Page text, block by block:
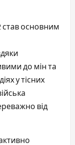
став основним
до мін та
у тісних
від